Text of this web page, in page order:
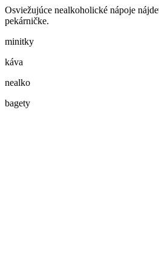
Osviežujúce nealkoholické nápoje
pekárničke.
minitky
káva
nealko
bagety